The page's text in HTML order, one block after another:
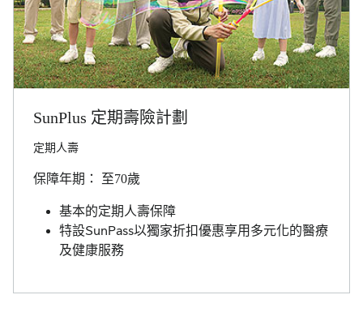
SunPlus 定期壽險計劃
定期人壽
保障年期： 至70歲
基本的定期人壽保障
特設SunPass以獨家折扣優惠享用多元化的醫療
及健康服務